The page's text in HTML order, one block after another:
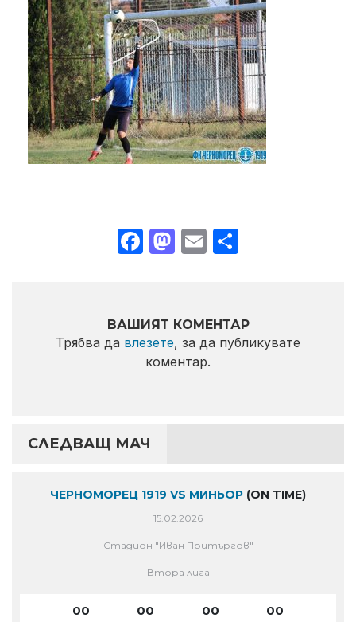
Facebook
Mastodon
Email
ВАШИЯТ КОМЕНТАР
Трябва да влезете, за да публикувате
коментар.
СЛЕДВАЩ МАЧ
ЧЕРНОМОРЕЦ 1919 VS МИНЬОР (ON TIME)
15.02.2026
Стадион "Иван Притъргов"
Втора лига
00 00 00 00